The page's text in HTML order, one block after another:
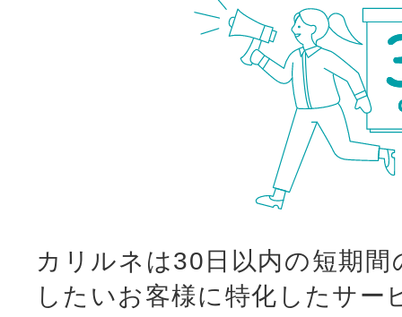
カリルネは30日以内の短期
したいお客様に特化したサー